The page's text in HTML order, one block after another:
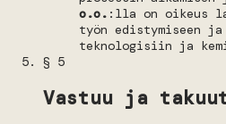
o.o. :lla on oikeus
työn edistymiseen
teknologisiin ja
§ 5
Vastuu ja